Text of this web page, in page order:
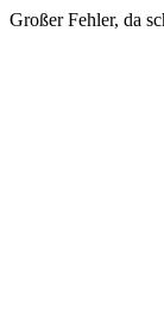
Großer Fehler, da